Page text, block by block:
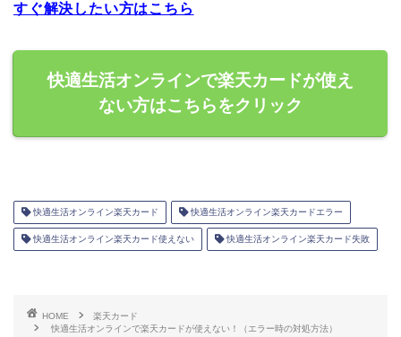
すぐ解決したい方はこちら
快適生活オンラインで楽天カードが使え
ない方はこちらをクリック
快適生活オンライン楽天カード 快適生活オンライン楽天カードエラー
快適生活オンライン楽天カード使えない 快適生活オンライン楽天カード失敗
HOME
楽天カード
快適生活オンラインで楽天カードが使えない！（エラー時の対処方法）